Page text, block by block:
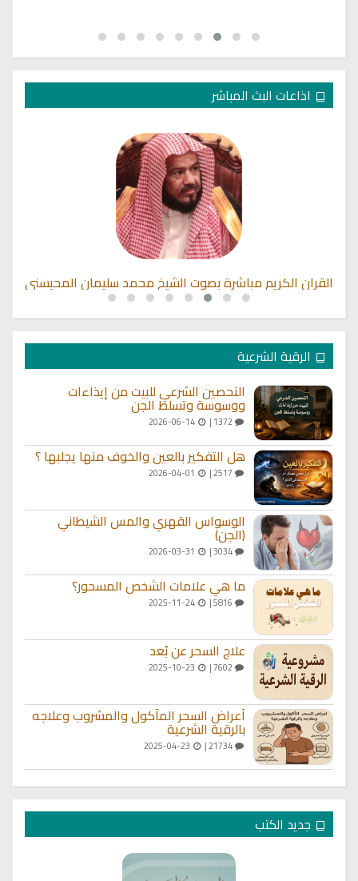
اذاعات البث المباشر
القران الكريم مباشرة بصوت الشيخ محمد سليمان المحيسني
الرقية الشرعية
التحصين الشرعي للبيت من إيذاءات
ووسوسة وتسلط الجن
2026-06-14
هل التفكير بالعين والخوف منها يجلبها ؟
الوسواس القهري والمس الشيطاني
(الجن)
3034 |
ما هي علامات الشخص المسحور؟
2025-11-24
علاج السحر عن بُعد
أعراض السحر المأكول والمشروب وعلاجه
بالرقية الشرعية
21734 |
جديد الكتب